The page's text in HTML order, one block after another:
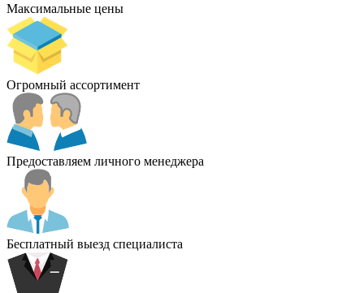
Максимальные цены
Огромный ассортимент
Предоставляем личного менеджера
Бесплатный выезд специалиста